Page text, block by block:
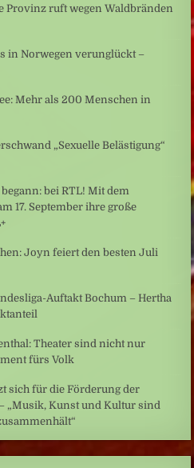
Provinz ruft wegen Waldbränden
in Norwegen verunglückt –
Mehr als 200 Menschen in
„Sexuelle Belästigung“
bei RTL! Mit dem
17. September ihre große
Joyn feiert den besten Juli
Auftakt Bochum – Hertha
Theater sind nicht nur
fürs Volk
sich für die Förderung der
„Musik, Kunst und Kultur sind